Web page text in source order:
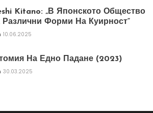
Kitano: „В Японското Общество
Форми На Куирност“
10.06.2025
На Едно Падане (2023)
30.03.2025